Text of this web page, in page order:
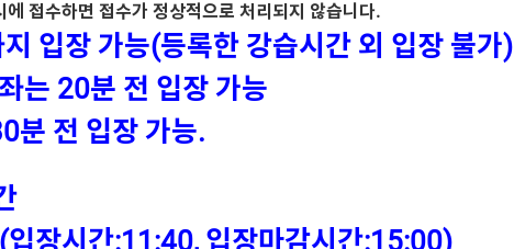
접수하면 접수가 정상적으로 처리되지 않습니다.
입장 가능(등록한 강습시간 외 입장 불가)
는 20분 전 입장 가능
전 입장 가능.
장시간:11:40, 입장마감시간:15:00)